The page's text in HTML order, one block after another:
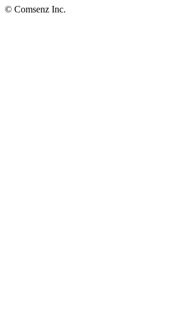
© Comsenz Inc.